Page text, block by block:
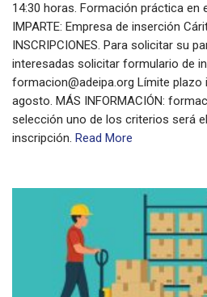
14:30 horas. Formación práctica en
IMPARTE: Empresa de inserción
INSCRIPCIONES. Para solicitar su
interesadas solicitar formulario de
formacion@adeipa.org Límite plazo
agosto. MÁS INFORMACIÓN:
selección uno de los criterios será
inscripción. Read More